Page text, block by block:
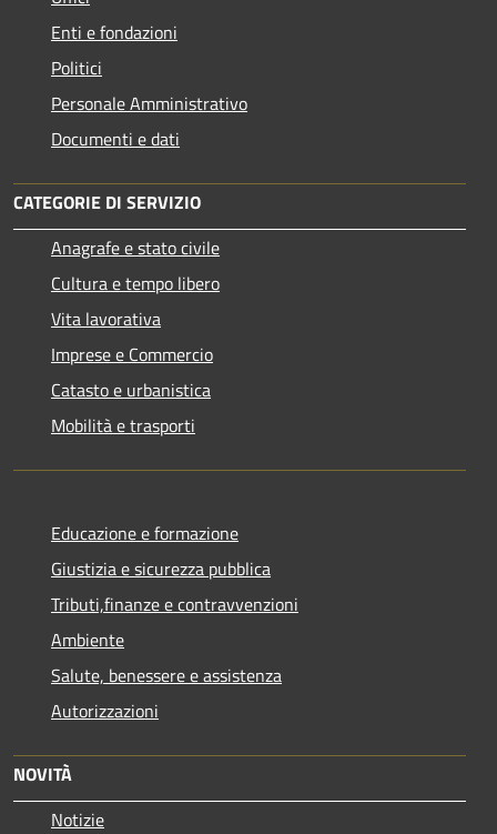
Enti e fondazioni
Politici
Personale Amministrativo
Documenti e dati
CATEGORIE DI SERVIZIO
Anagrafe e stato civile
Cultura e tempo libero
Vita lavorativa
Imprese e Commercio
Catasto e urbanistica
Mobilità e trasporti
Educazione e formazione
Giustizia e sicurezza pubblica
Tributi,finanze e contravvenzioni
Ambiente
Salute, benessere e assistenza
Autorizzazioni
NOVITÀ
Notizie